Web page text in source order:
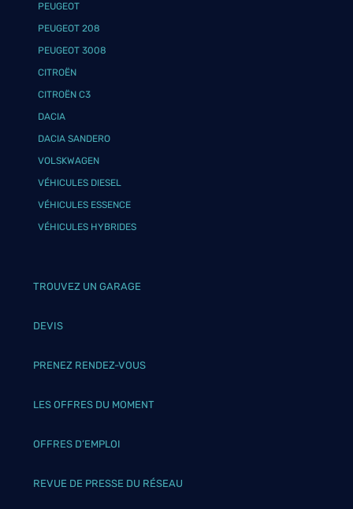
PEUGEOT
PEUGEOT 208
PEUGEOT 3008
CITROËN
CITROËN C3
DACIA
DACIA SANDERO
VOLSKWAGEN
VÉHICULES DIESEL
VÉHICULES ESSENCE
VÉHICULES HYBRIDES
TROUVEZ UN GARAGE
DEVIS
PRENEZ RENDEZ-VOUS
LES OFFRES DU MOMENT
OFFRES D’EMPLOI
REVUE DE PRESSE DU RÉSEAU